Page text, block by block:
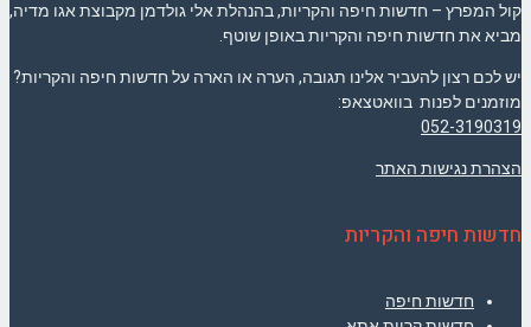
קול המפרץ – חדשות חיפה והקריות, בהנהלת אלי גולדמן מקבוצת אגו מדיה,
מביא את חדשות חיפה והקריות באופן שוטף.
יש לכם רצון להעביר אלינו תגובה, הערה או הארה על חדשות חיפה והקריות?
מוזמנים לפנות בוואטצאפ:
052-3190319
הצהרת נגישות האתר
חדשות חיפה והקריות
חדשות חיפה